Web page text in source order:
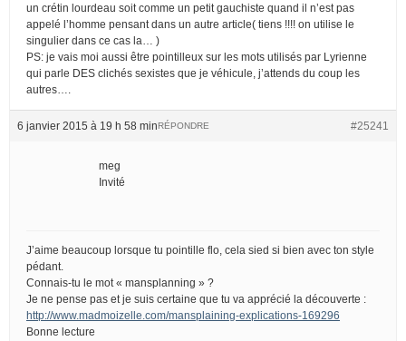
un crétin lourdeau soit comme un petit gauchiste quand il n’est pas
appelé l’homme pensant dans un autre article( tiens !!!! on utilise le
singulier dans ce cas la… )
PS: je vais moi aussi être pointilleux sur les mots utilisés par Lyrienne
qui parle DES clichés sexistes que je véhicule, j’attends du coup les
autres….
6 janvier 2015 à 19 h 58 min #25241
RÉPONDRE
meg
Invité
J’aime beaucoup lorsque tu pointille flo, cela sied si bien avec ton style
pédant.
Connais-tu le mot « mansplanning » ?
Je ne pense pas et je suis certaine que tu va apprécié la découverte :
http://www.madmoizelle.com/mansplaining-explications-169296
Bonne lecture